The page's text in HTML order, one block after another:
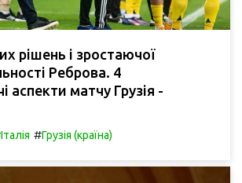
рішень і зростаючої
Реброва. 4
аспекти матчу Грузія -
Італія #Грузія (країна)